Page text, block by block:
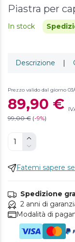
Piastra per
In stock
Descrizione |
Prezzo valido dal giorno 03/
89,90 €
99,00 € (-9%)
Fatemi sapere
Spedizione
2 anni di
Modalità di